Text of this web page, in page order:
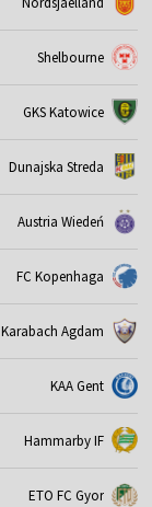
Shelbourne
GKS Katowice
Dunajska Streda
Austria Wiedeń
FC Kopenhaga
Karabach Agdam
KAA Gent
Hammarby IF
ETO FC Gyor